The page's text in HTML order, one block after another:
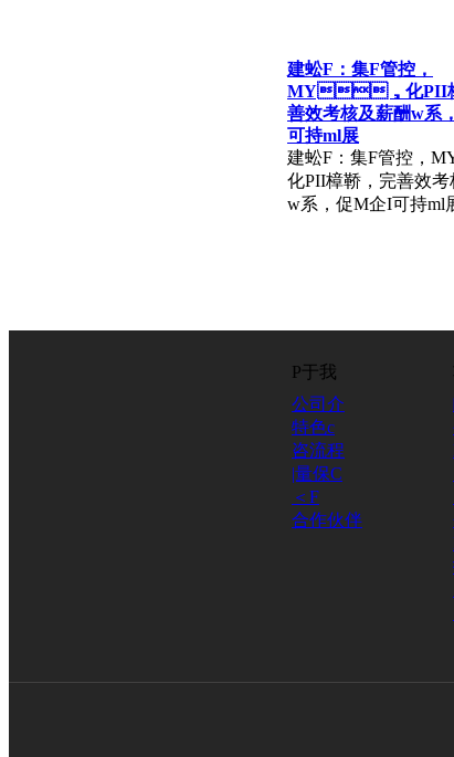
建蚣F：集F管控，
MY，化PII樟
善效考核及薪酬w系
可持ml展
建蚣F：集F管控
化PII樟鞒，完善效
w系，促M企I可持ml
P于我
公司介
特色c
咨流程
|量保C
＜F
合作伙伴